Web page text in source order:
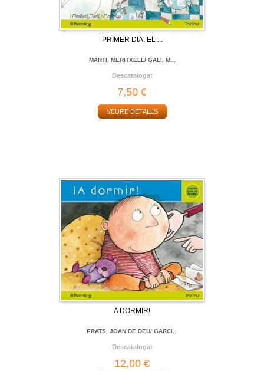
PRIMER DIA, EL ...
MARTI, MERITXELL/ GALI, M...
Descatalogat
7,50 €
VEURE DETALLS
A DORMIR!
PRATS, JOAN DE DEU/ GARCI...
Descatalogat
12,00 €